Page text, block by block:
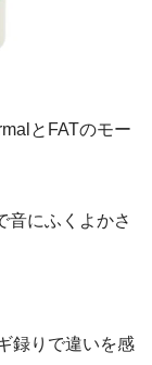
とFATのモー
音にふくよかさ
録りで違いを感